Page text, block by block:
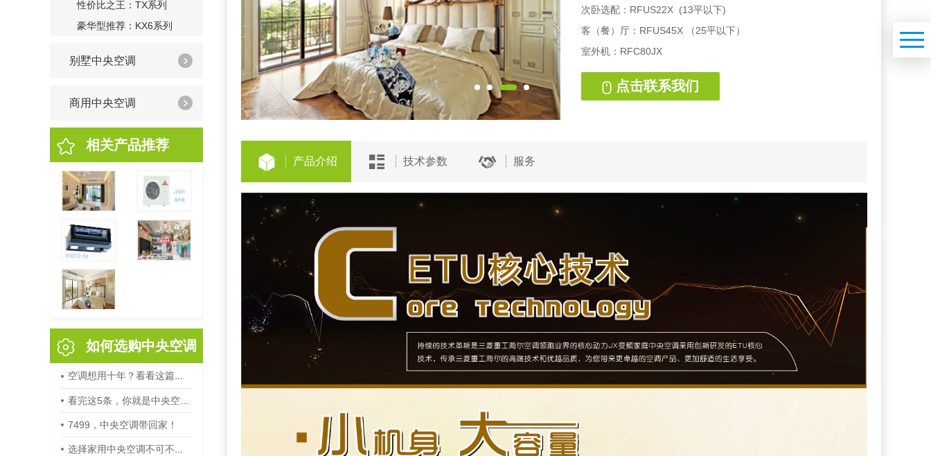
次卧选配：RFUS22X (13平以下)
客（餐）厅：RFUS45X （25平以下）
室外机：RFC80JX
点击联系我们
产品介绍 技术参数 服务
性价比之王：TX系列
豪华型推荐：KX6系列
别墅中央空调
商用中央空调
相关产品推荐
如何选购中央空调
空调想用十年？看看这篇文
章！
看完这5条，你就是中央空调
选购高手！
7499，中央空调带回家！
选择家用中央空调不可不知